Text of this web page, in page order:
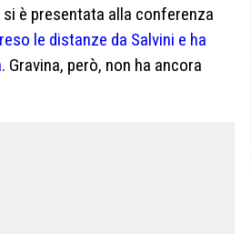
si è presentata alla conferenza
le distanze da Salvini e ha
. Gravina, però, non ha ancora